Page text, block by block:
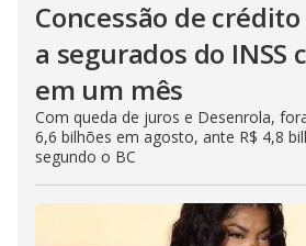
Concessão de
a segurados do INSS
em um mês
Com queda de juros e Desenrola,
6,6 bilhões em agosto, ante R$ 4,8
segundo o BC